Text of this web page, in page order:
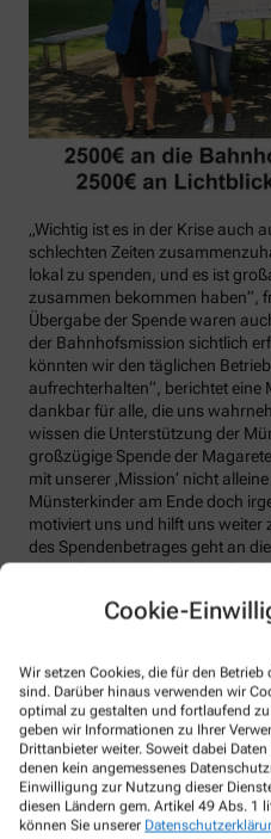
Cookie-
Wir setzen Cookies, die für den
sind. Darüber hinaus verwenden wir
optimal zu gestalten und fortlaufend
geben wir Informationen zu Ihrer
Drittanbieter weiter. Soweit dabei
denen kein angemessenes
Einwilligung zur Nutzung dieser
diesen Ländern gem. Artikel 49 Abs. 1
können Sie unserer
„Wichtig ist es in der Krise auch
schlechten Zeiten
lokal zu spenden, und es ist
zusammen bekommen haben“,
Übergabe der Spende waren
der Bahnhofsmission sichtlich
könnten wir den täglichen
aufrechterhalten“, berichtet eine
dankbar für alle, die uns
wissen die Unterstützung der
großzügige Spende der
mit unserer ‚Mission‘ nicht
Münsterkinder am Ende doch
motiviert uns und hilft uns
des Spendenbetrages geht an
einer Aktion von Caritas und
ermöglichen soll. Aktuell sollen
ihrem nahen Umfeld bewirken
Lichtblicke sieht sie eine Chance
Pandemie in eine existentiell
sind. Sie denkt da neben
Freiberufler. Ingesamt wurden
Millionen Euro gespendet – ein
Wochen wurde über den Verkauf